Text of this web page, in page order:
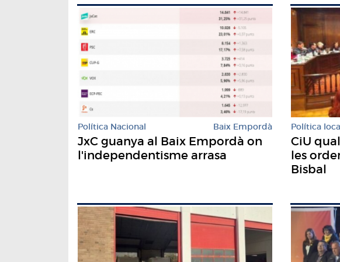
Política Nacional Baix Empordà
JxC guanya al Baix Empordà on
l'independentisme arrasa
Política
CiU
les
Bisbal